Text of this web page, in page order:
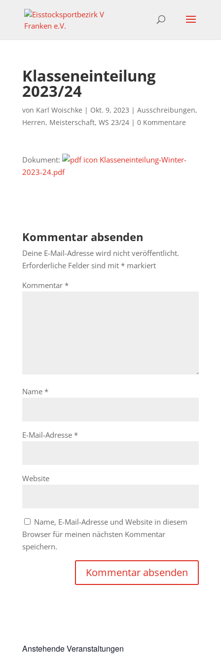
Klasseneinteilung
2023/24
von Karl Woischke | Okt. 9, 2023 | Ausschreibungen,
Herren, Meisterschaft, WS 23/24| 0 Kommentare
Dokument:
Klasseneinteilung-Winter-
2023-24.pdf
Kommentar absenden
Deine E-Mail-Adresse wird nicht veröffentlicht.
Erforderliche Felder sind mit *markiert
Kommentar *
Name *
E-Mail-Adresse *
Website
Name, E-Mail-Adresse und Website in diesem
Browser für meinen nächsten Kommentar
speichern.
Anstehende Veranstaltungen